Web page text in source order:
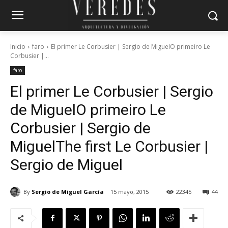
Inicio faro
El primer Le Corbusier | Sergio de MiguelO primeiro Le
Corbusier |...
faro
El primer Le Corbusier | Sergio
de MiguelO primeiro Le
Corbusier | Sergio de
MiguelThe first Le Corbusier |
Sergio de Miguel
By Sergio de Miguel García 15 mayo, 2015 44
22345